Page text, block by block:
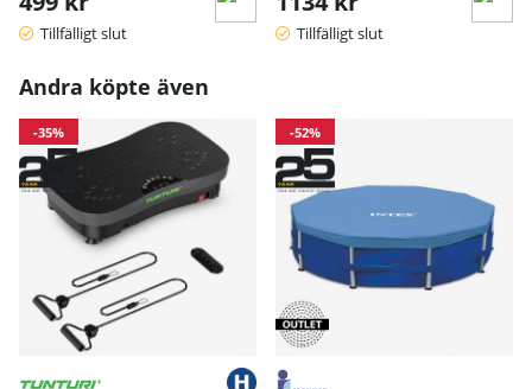
Tillfälligt slut Tillfälligt slut
Andra köpte även
-35% -52%